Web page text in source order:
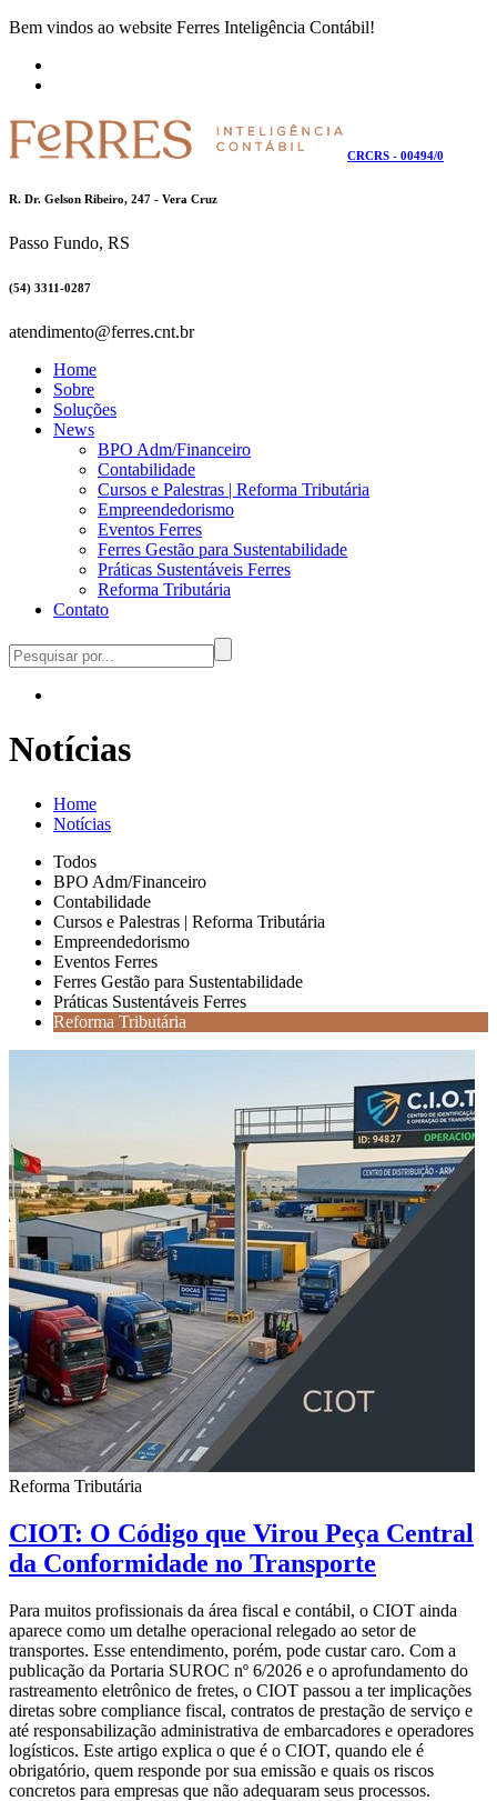
Bem vindos ao website Ferres Inteligência Contábil!
CRCRS - 00494/0
R. Dr. Gelson Ribeiro, 247 - Vera Cruz
Passo Fundo, RS
(54) 3311-0287
atendimento@ferres.cnt.br
Home
Sobre
Soluções
News
BPO Adm/Financeiro
Contabilidade
Cursos e Palestras | Reforma Tributária
Empreendedorismo
Eventos Ferres
Ferres Gestão para Sustentabilidade
Práticas Sustentáveis Ferres
Reforma Tributária
Contato
Notícias
Home
Notícias
Todos
BPO Adm/Financeiro
Contabilidade
Cursos e Palestras | Reforma Tributária
Empreendedorismo
Eventos Ferres
Ferres Gestão para Sustentabilidade
Práticas Sustentáveis Ferres
Reforma Tributária
Reforma Tributária
CIOT: O Código que Virou Peça Central
da Conformidade no Transporte
Para muitos profissionais da área fiscal e contábil, o CIOT ainda
aparece como um detalhe operacional relegado ao setor de
transportes. Esse entendimento, porém, pode custar caro. Com a
publicação da Portaria SUROC nº 6/2026 e o aprofundamento do
rastreamento eletrônico de fretes, o CIOT passou a ter implicações
diretas sobre compliance fiscal, contratos de prestação de serviço e
até responsabilização administrativa de embarcadores e operadores
logísticos. Este artigo explica o que é o CIOT, quando ele é
obrigatório, quem responde por sua emissão e quais os riscos
concretos para empresas que não adequaram seus processos.